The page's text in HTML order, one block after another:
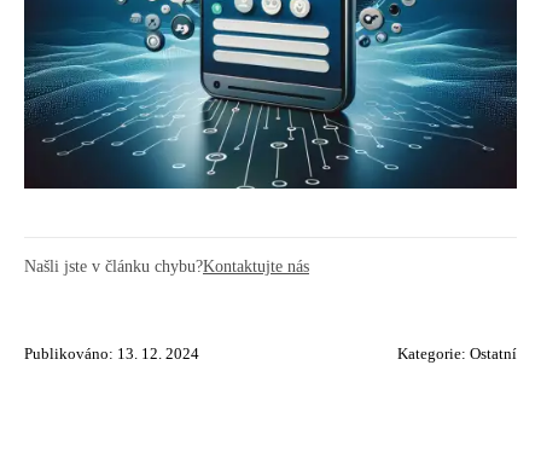
Našli jste v článku chybu?Kontaktujte nás
Publikováno: 13. 12. 2024 Kategorie: Ostatní